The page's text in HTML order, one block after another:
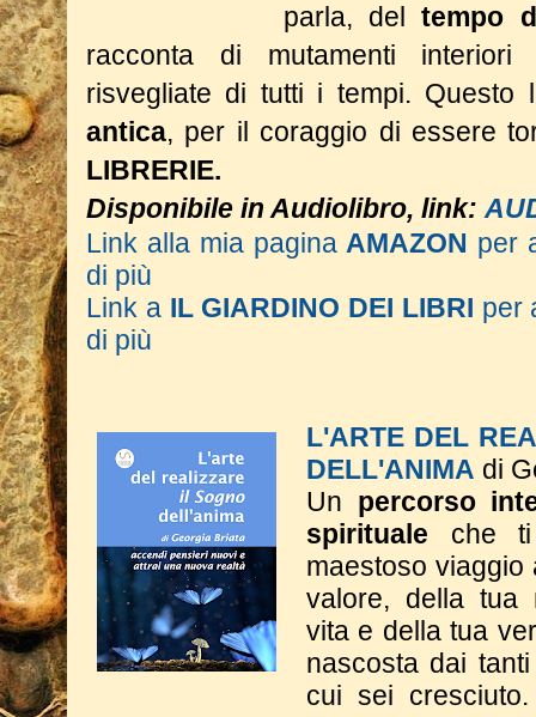
parla, deltempo
racconta di mutamenti
risvegliate di tutti i tempi.
antica, per il coraggio di essere
LIBRERIE.
Disponibile in Audiolibro, link:
Link alla mia pagina AMAZON per
di più
Link a IL GIARDINO DEI LIBRI per
di più
L'ARTE DEL
DELL'ANIMA di
Un percorso
spirituale che ti
maestoso viaggio
valore, della tua
vita e della tua
nascosta dai
cui sei